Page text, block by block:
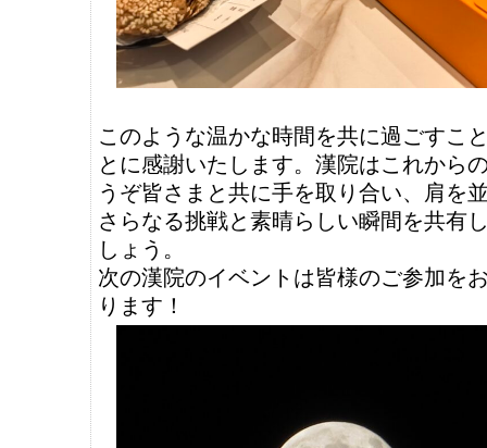
このような温かな時間を共に過ごすこ
とに感謝いたします。漢院はこれから
うぞ皆さまと共に手を取り合い、肩を
さらなる挑戦と素晴らしい瞬間を共有
しょう。
次の漢院のイベントは皆様のご参加を
ります！